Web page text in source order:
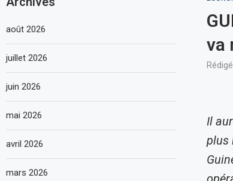
va
Il
plus
août 2026
juillet 2026
juin 2026
mai 2026
avril 2026
mars 2026